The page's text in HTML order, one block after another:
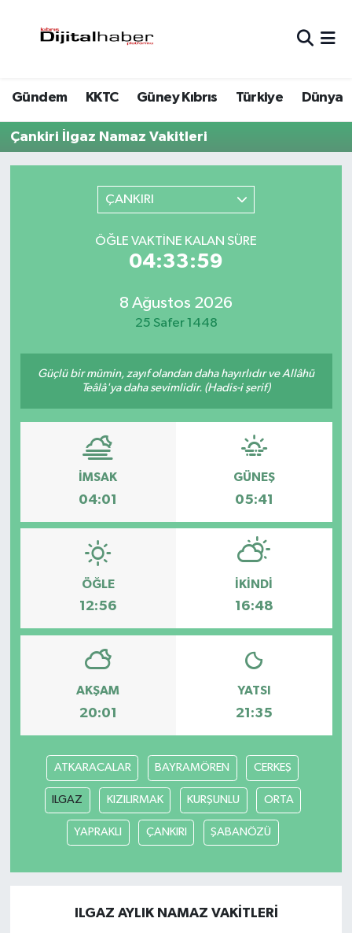
Gündem KKTC Güney Kıbrıs Türkiye Dünya
Çankiri İlgaz Namaz Vakitleri
ÇANKIRI
ÖĞLE VAKTINE KALAN SÜRE
04:33:59
8 Ağustos 2026
25 Safer 1448
Güçlü bir mümin, zayıf olandan daha hayırlıdır ve Allâhü
Teâlâ'ya daha sevimlidir. (Hadis-i şerif)
İMSAK
04:01
GÜNEŞ
05:41
ÖĞLE
12:56
İKINDI
16:48
AKŞAM
20:01
YATSI
21:35
ATKARACALAR BAYRAMÖREN CERKEŞ
ILGAZ KIZILIRMAK KURŞUNLU ORTA
YAPRAKLI ÇANKIRI ŞABANÖZÜ
ILGAZ AYLIK NAMAZ VAKITLERI
Trafik Durumu
Süper Lig Puan Durumu ve Fikstür